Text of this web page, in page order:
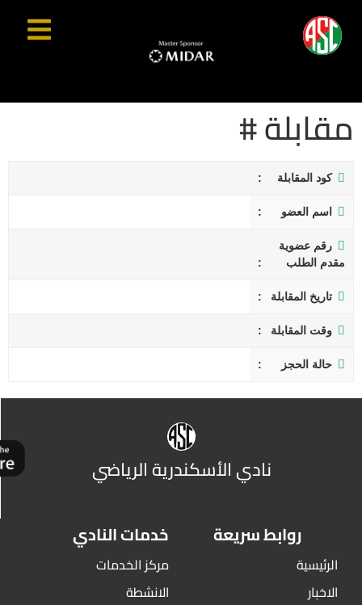
مقابلة #
كود المقابلة
اسم العضو
رقم عضوية
مقدم الطلب
تاريخ المقابلة
وقت المقابلة
حالة الحجز
نادي الأسكندرية الرياضي
روابط سريعة
الرئيسية
الاخبار
خدمات النادي
مركز الخدمات
الانشطة